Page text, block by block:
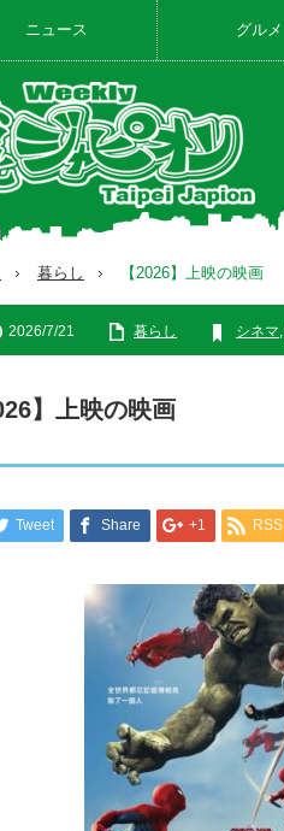
ニュース グルメ
暮らし 【2026】上映の映画
2026/7/21 暮らし シネマ,
】上映の映画
Tweet Share +1 RSS